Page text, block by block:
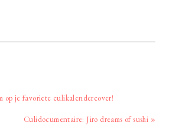
op je favoriete culikalendercover!
Volgend
Culidocumentaire: Jiro dreams of sushi »